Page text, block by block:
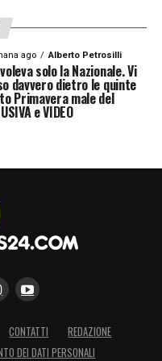
cosa in
TOP NEWS
ago Alberto Petrosilli
solo la Nazionale. Vi
davvero dietro le quinte
Primavera male del
e VIDEO
CONTATTI
REDAZIONE
DEI DATI PERSONALI